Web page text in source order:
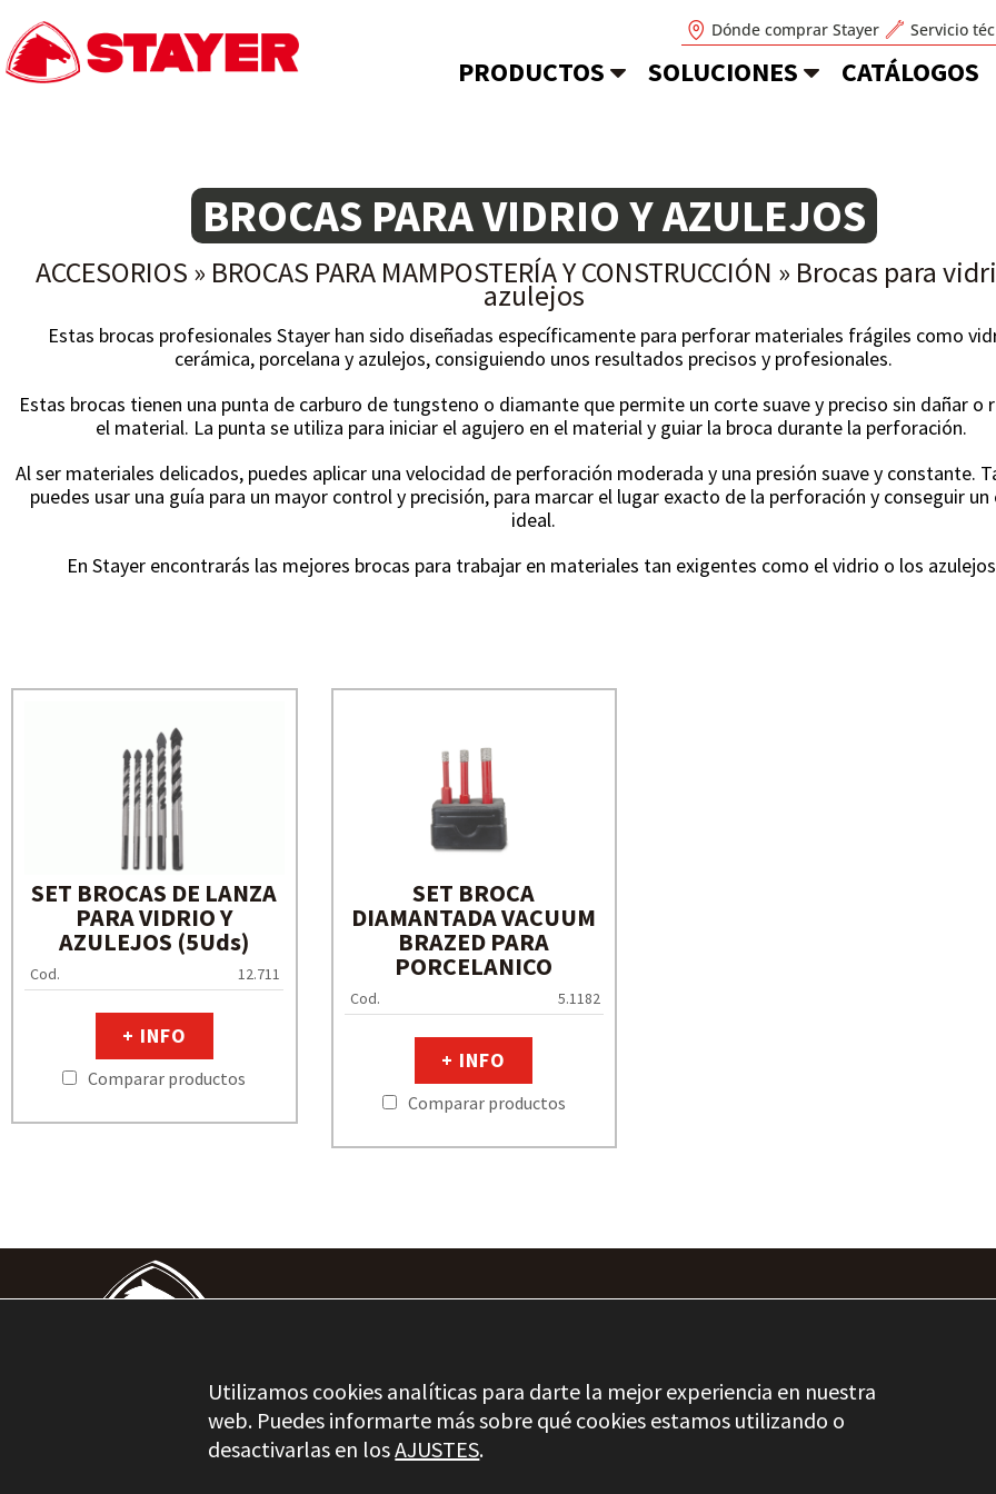
Dónde comprar Stayer Servicio
PRODUCTOS SOLUCIONES CATÁLOGOS
BROCAS PARA VIDRIO Y AZULEJOS
ACCESORIOS » BROCAS PARA MAMPOSTERÍA Y CONSTRUCCIÓN » Brocas para
azulejos
Estas brocas profesionales Stayer han sido diseñadas específicamente para perforar materiales frágiles como
cerámica, porcelana y azulejos, consiguiendo unos resultados precisos y profesionales.
Estas brocas tienen una punta de carburo de tungsteno o diamante que permite un corte suave y preciso sin dañar o
el material. La punta se utiliza para iniciar el agujero en el material y guiar la broca durante la perforación.
Al ser materiales delicados, puedes aplicar una velocidad de perforación moderada y una presión suave y constante.
puedes usar una guía para un mayor control y precisión, para marcar el lugar exacto de la perforación y conseguir
ideal.
En Stayer encontrarás las mejores brocas para trabajar en materiales tan exigentes como el vidrio o los
SET BROCAS DE LANZA
PARA VIDRIO Y
AZULEJOS (5Uds)
Cod. 12.711
+ INFO
Comparar productos
SET BROCA
DIAMANTADA VACUUM
BRAZED PARA
PORCELANICO
Cod. 5.1182
+ INFO
Comparar productos
Utilizamos cookies analíticas para darte la mejor experiencia en nuestra
web. Puedes informarte más sobre qué cookies estamos utilizando o
desactivarlas en losAJUSTES.